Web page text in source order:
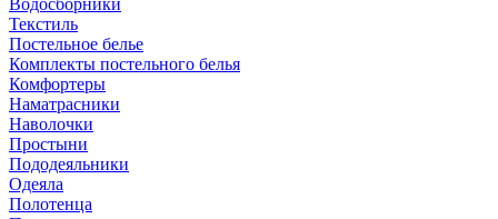
Водосборники
Текстиль
Постельное белье
Комплекты постельного белья
Комфортеры
Наматрасники
Наволочки
Простыни
Пододеяльники
Одеяла
Полотенца